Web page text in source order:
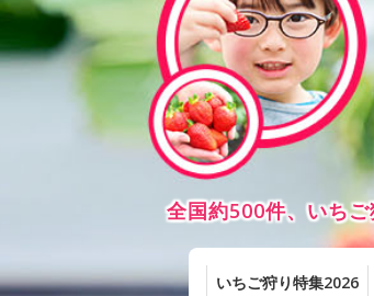
全国約500件、いち
いちご狩り特集2026